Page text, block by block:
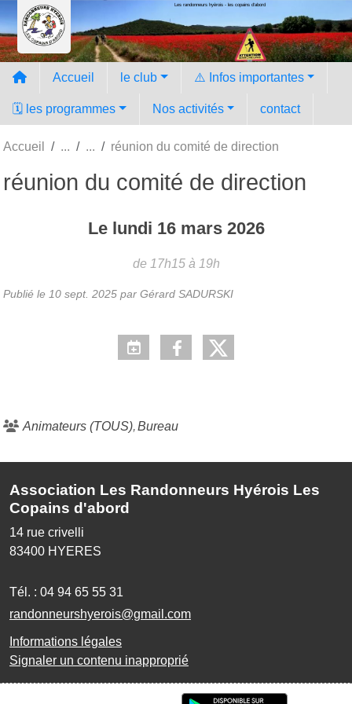
Les randonneurs hyèrois - les copains d'abord
Accueil le club ⚠️ Infos importantes
🗓️ les programmes Nos activités contact
Accueil réunion du comité de direction
réunion du comité de direction
Le lundi 16 mars 2026
de 17h15 à 19h
Publié le 10 sept. 2025 par Gérard SADURSKI
Animateurs (TOUS) Bureau
Association Les Randonneurs Hyérois Les
Copains d'abord
14 rue crivelli
83400 HYERES
Tél. : 04 94 65 55 31
randonneurshyerois@gmail.com
Informations légales
Signaler un contenu inapproprié
Panneau de gestion des cookies